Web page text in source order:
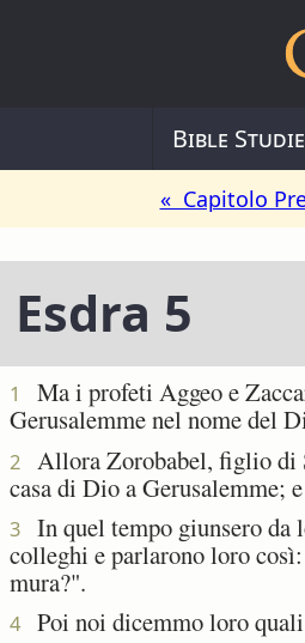
Bible
« Capitolo
Esdra 5
1
Ma i profeti Aggeo e
Gerusalemme nel nome del
2
Allora Zorobabel, figlio di
casa di Dio a Gerusalemme;
3
In quel tempo giunsero
colleghi e parlarono loro
mura?".
4 Poi noi dicemmo loro